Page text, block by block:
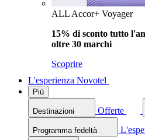
ALL Accor+ Voyager
15% di sconto tutto
oltre 30 marchi
Scoprire
L'esperienza Novotel
Più
Destinazioni Offerte
Programma fedeltà